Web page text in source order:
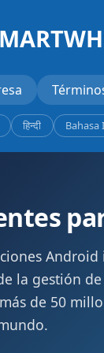
हिन्दी Bahasa
la gestión
de 50